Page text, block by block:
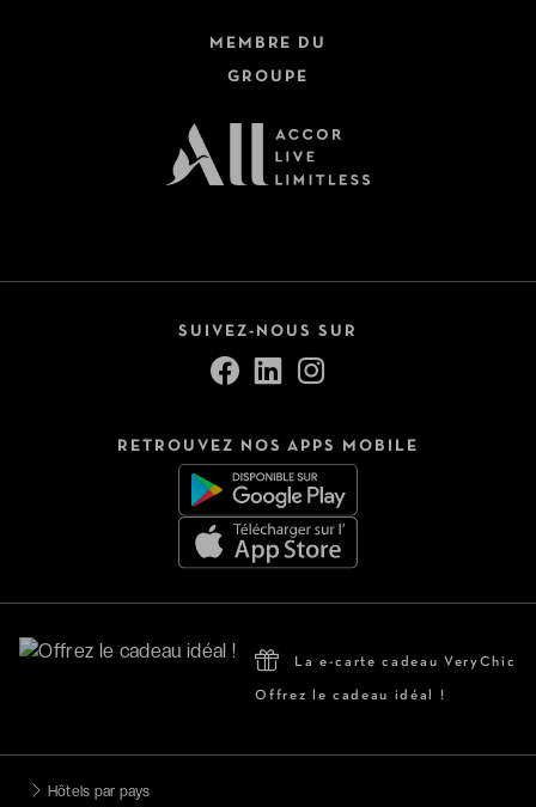
MEMBRE DU
GROUPE
SUIVEZ-NOUS SUR
RETROUVEZ NOS APPS MOBILE
La e-carte cadeau VeryChic
Offrez le cadeau idéal !
Hôtels par pays